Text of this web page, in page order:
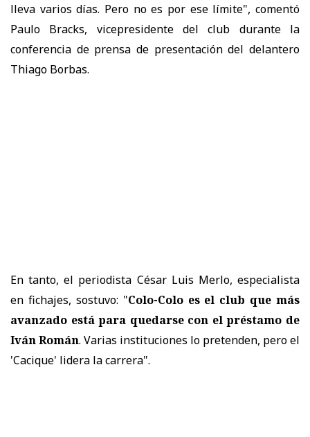
lleva varios días. Pero no es por ese límite", comentó
Paulo Bracks, vicepresidente del club durante la
conferencia de prensa de presentación del delantero
Thiago Borbas.
En tanto, el periodista César Luis Merlo, especialista
en fichajes, sostuvo: "Colo-Colo es el club que más
avanzado está para quedarse con el préstamo de
Iván Román. Varias instituciones lo pretenden, pero el
'Cacique' lidera la carrera".